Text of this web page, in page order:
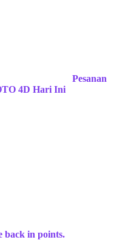
Pesanan
4D Hari Ini
back in points.